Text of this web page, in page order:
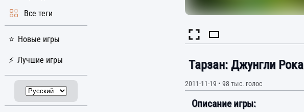
Все теги
Новые игры
Лучшие игры Тарзан: Джунгли Рока
2011-11-19 • 98 тыс. голос
Описание игры: